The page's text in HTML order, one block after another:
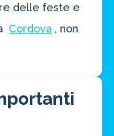
delle feste e
Cordova , non